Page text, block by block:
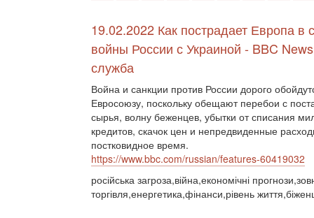
19.02.2022 Как пострадает Европа в
войны России с Украиной - BBC
служба
Война и санкции против России дорого
Евросоюзу, поскольку обещают перебои с
сырья, волну беженцев, убытки от списания
кредитов, скачок цен и непредвиденные
постковидное время.
https://www.bbc.com/russian/features-60419032
російська загроза,війна,економічні
торгівля,енергетика,фінанси,рівень